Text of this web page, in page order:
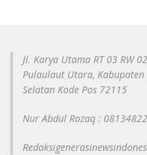
Jl. Karya Utama RT 03 RW
Pulaulaut Utara,
Selatan Kode Pos 72115
Nur Abdul Rozaq :